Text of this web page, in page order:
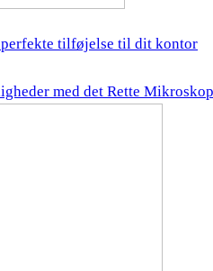
tilføjelse til dit kontor
med det Rette Mikroskop